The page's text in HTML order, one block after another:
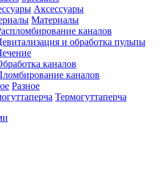
Аксессуары
Материалы
каналов
и обработка пульпы
каналов
каналов
Разное
Термогуттаперча